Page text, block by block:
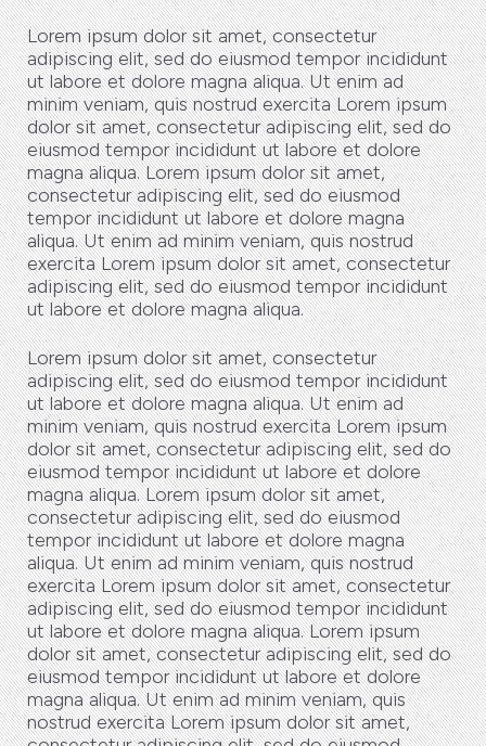
Lorem ipsum dolor sit amet, consectetur
adipiscing elit, sed do eiusmod tempor incididunt
ut labore et dolore magna aliqua. Ut enim ad
minim veniam, quis nostrud exercita Lorem ipsum
dolor sit amet, consectetur adipiscing elit, sed do
eiusmod tempor incididunt ut labore et dolore
magna aliqua. Lorem ipsum dolor sit amet,
consectetur adipiscing elit, sed do eiusmod
tempor incididunt ut labore et dolore magna
aliqua. Ut enim ad minim veniam, quis nostrud
exercita Lorem ipsum dolor sit amet, consectetur
adipiscing elit, sed do eiusmod tempor incididunt
ut labore et dolore magna aliqua.
Lorem ipsum dolor sit amet, consectetur
adipiscing elit, sed do eiusmod tempor incididunt
ut labore et dolore magna aliqua. Ut enim ad
minim veniam, quis nostrud exercita Lorem ipsum
dolor sit amet, consectetur adipiscing elit, sed do
eiusmod tempor incididunt ut labore et dolore
magna aliqua. Lorem ipsum dolor sit amet,
consectetur adipiscing elit, sed do eiusmod
tempor incididunt ut labore et dolore magna
aliqua. Ut enim ad minim veniam, quis nostrud
exercita Lorem ipsum dolor sit amet, consectetur
adipiscing elit, sed do eiusmod tempor incididunt
ut labore et dolore magna aliqua. Lorem ipsum
dolor sit amet, consectetur adipiscing elit, sed do
eiusmod tempor incididunt ut labore et dolore
magna aliqua. Ut enim ad minim veniam, quis
nostrud exercita Lorem ipsum dolor sit amet,